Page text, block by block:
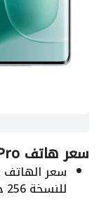
سعر هاتف Honor 300 Pro
للنسخة 256 جيجا بايت + 12 جيجا رام.